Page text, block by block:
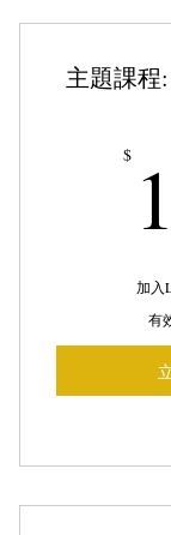
主題課程
$
加入
有